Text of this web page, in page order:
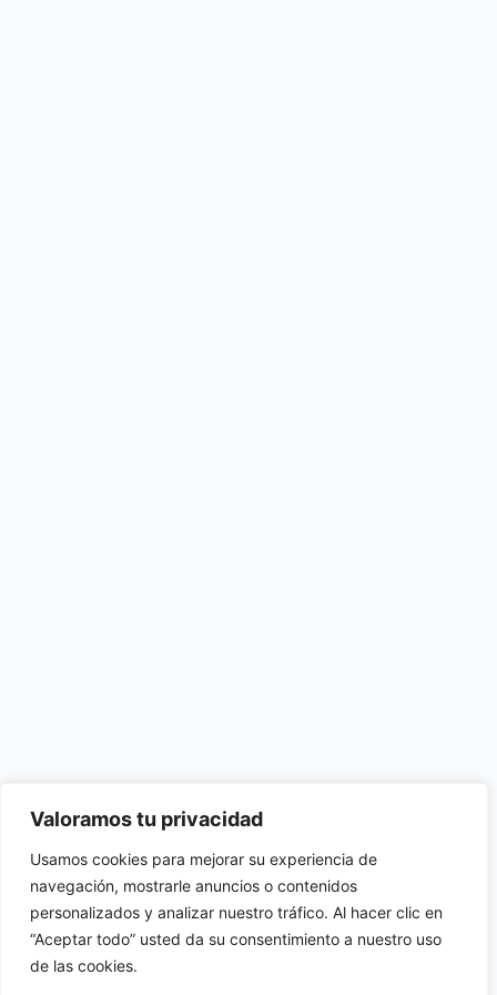
Valoramos tu privacidad
Usamos cookies para mejorar su experiencia de
navegación, mostrarle anuncios o contenidos
personalizados y analizar nuestro tráfico. Al hacer clic en
“Aceptar todo” usted da su consentimiento a nuestro uso
de las cookies.